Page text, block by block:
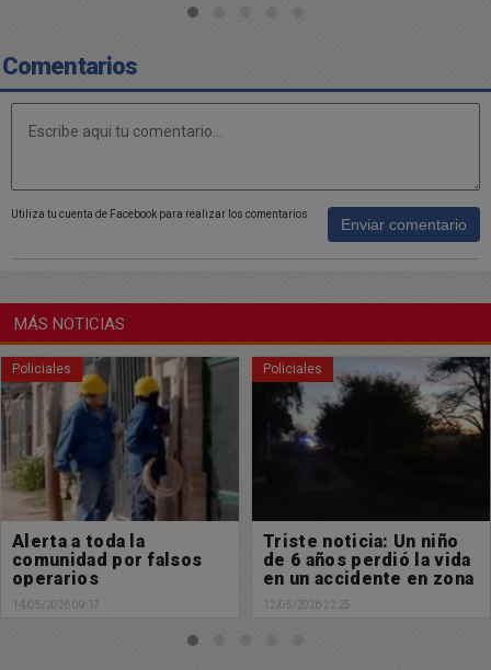
Comentarios
Utiliza tu cuenta de Facebook para realizar los comentarios
Enviar comentario
MÁS NOTICIAS
Policiales
Triste noticia: Un niño
de 6 años perdió la vida
en un accidente en zona
rural
12/05/2026 22:25
Policiales
Martes de varios
accidentes en
Chacabuco
12/05/2026 14:00